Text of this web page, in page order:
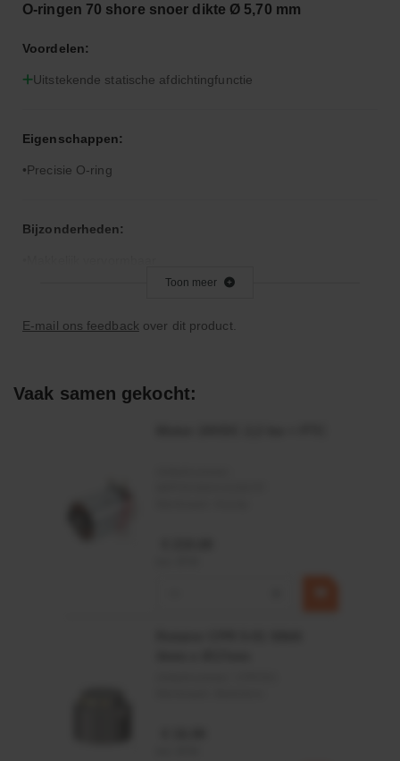
O-ringen 70 shore snoer dikte Ø 5,70 mm
Voordelen:
Uitstekende statische afdichtingfunctie
Eigenschappen:
Precisie O-ring
Bijzonderheden:
Toepassingsgebied:
Toon meer
E-mail ons feedback over dit product.
Vaak samen gekocht: